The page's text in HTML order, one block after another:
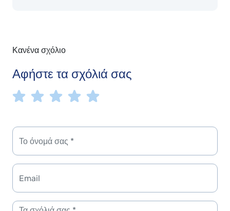
Κανένα σχόλιο
Αφήστε τα σχόλιά σας